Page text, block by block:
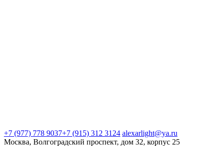
+7 (977) 778 9037+7 (915) 312 3124 alexarlight@ya.ru
Москва, Волгоградский проспект, дом 32, корпус 25